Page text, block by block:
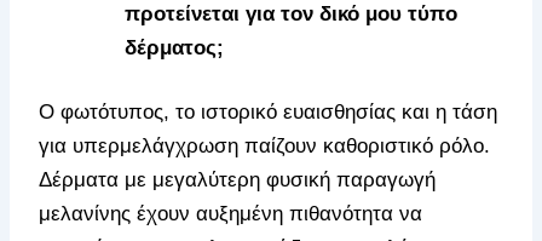
προτείνεται για τον δικό μου τύπο
δέρματος;
Ο φωτότυπος, το ιστορικό ευαισθησίας και η τάση
για υπερμελάγχρωση παίζουν καθοριστικό ρόλο.
Δέρματα με μεγαλύτερη φυσική παραγωγή
μελανίνης έχουν αυξημένη πιθανότητα να